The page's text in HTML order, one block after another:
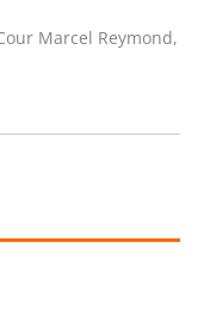
Marcel Reymond,